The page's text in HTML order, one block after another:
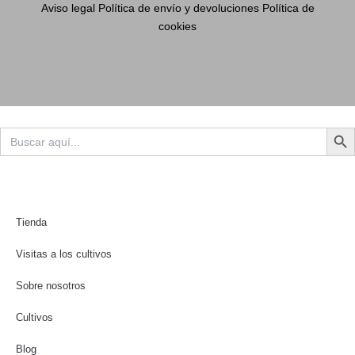
Aviso legal Política de envío y devoluciones Política de
cookies
Buscar: Botón
Tienda
Visitas a los cultivos
Sobre nosotros
Cultivos
Blog